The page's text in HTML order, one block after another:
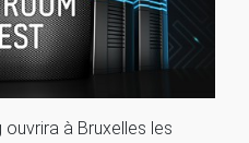
ouvrira à Bruxelles les